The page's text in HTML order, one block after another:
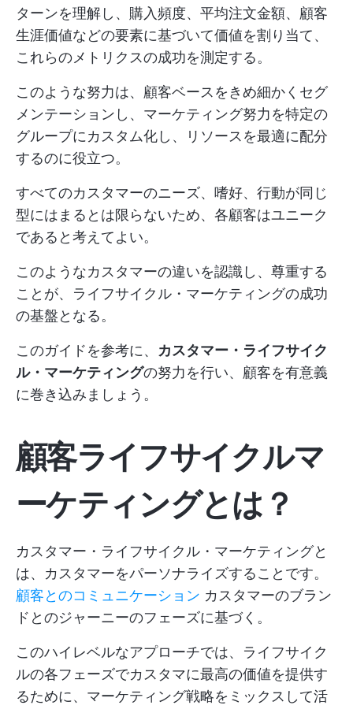
ターンを理解し、購入頻度、平均注文金額、顧客
生涯価値などの要素に基づいて価値を割り当て、
これらのメトリクスの成功を測定する。
このような努力は、顧客ベースをきめ細かくセグ
メンテーションし、マーケティング努力を特定の
グループにカスタム化し、リソースを最適に配分
するのに役立つ。
すべてのカスタマーのニーズ、嗜好、行動が同じ
型にはまるとは限らないため、各顧客はユニーク
であると考えてよい。
このようなカスタマーの違いを認識し、尊重する
ことが、ライフサイクル・マーケティングの成功
の基盤となる。
このガイドを参考に、 カスタマー・ライフサイク
ル・マーケティングの努力を行い、顧客を有意義
に巻き込みましょう。
顧客ライフサイクルマ
ーケティングとは？
カスタマー・ライフサイクル・マーケティングと
は、カスタマーをパーソナライズすることです。
顧客とのコミュニケーション カスタマーのブラン
ドとのジャーニーのフェーズに基づく。
このハイレベルなアプローチでは、ライフサイク
ルの各フェーズでカスタマに最高の価値を提供す
るために、マーケティング戦略をミックスして活